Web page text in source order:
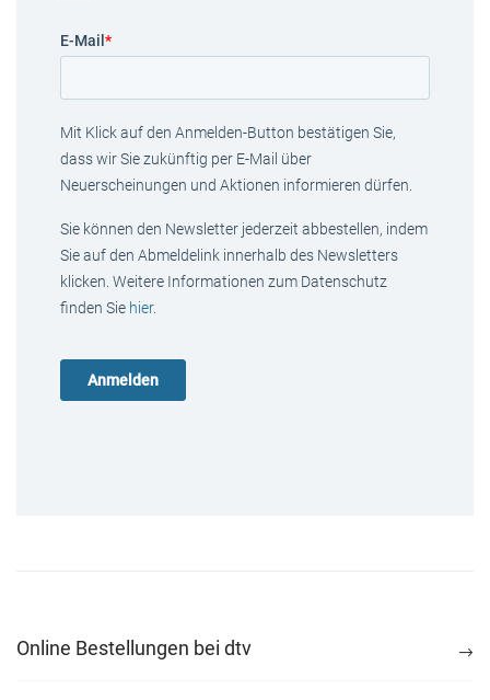
E-Mail *
Mit Klick auf den Anmelden-Button bestätigen Sie,
dass wir Sie zukünftig per E-Mail über
Neuerscheinungen und Aktionen informieren dürfen.
Sie können den Newsletter jederzeit abbestellen, indem
Sie auf den Abmeldelink innerhalb des Newsletters
klicken. Weitere Informationen zum Datenschutz
finden Sie hier.
Online Bestellungen bei dtv